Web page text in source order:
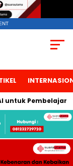
Pembelajaran